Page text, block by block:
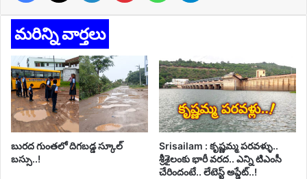
మరిన్ని వార్తలు
బురద గుంతలో దిగబడ్డ స్కూల్
బస్సు..!
Srisailam : కృష్ణమ్మ పరవళ్ళు..
శ్రీశైలంకు భారీ వరద.. ఎన్ని టిఎంసీ
చేరిందంటే.. లేటెస్ట్ అప్డేట్..!